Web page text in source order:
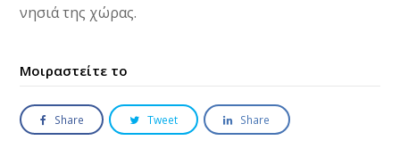
νησιά της χώρας.
Μοιραστείτε το
Share Tweet Share